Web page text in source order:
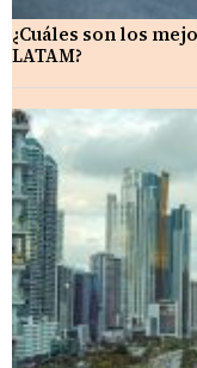
¿Cuáles son los
LATAM?